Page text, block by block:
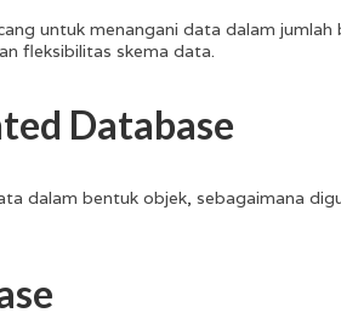
untuk menangani data dalam
fleksibilitas skema data.
Database
dalam bentuk objek, sebagaimana